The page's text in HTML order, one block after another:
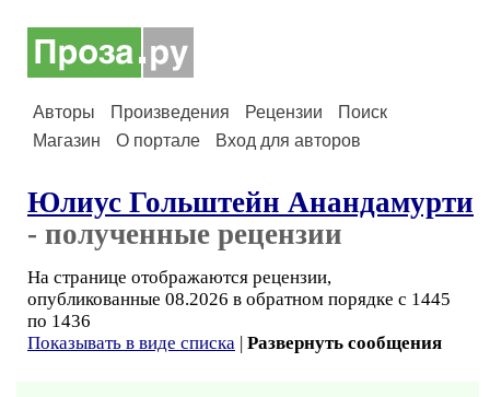
Авторы Произведения Рецензии
Поиск
Магазин
О портале Вход для авторов
Юлиус Гольштейн Анандамурти
- полученные рецензии
На странице отображаются рецензии,
опубликованные 08.2026 в обратном порядке с 1445
по 1436
Показывать в виде списка | Развернуть сообщения